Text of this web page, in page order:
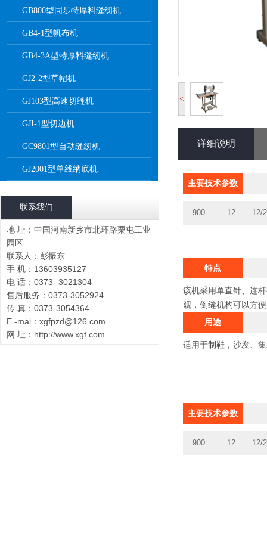
GB800型同步特厚料缝纫机
GB4-1型帆布机
GB4-3A型特厚料缝纫机
GJ2-2型草帽机
GJ103型高速切缝机
GJI-1型切边机
GC9801型自动缝纫机
GJ2001型单线纳底机
联系我们
地 址：中国河南新乡市北环路栗屯工业
园区
联系人：彭振东
手 机：13603935127
电 话：0373- 3021304
售后服务：0373-3052924
传 真：0373-3054364
E -mai：xgfpzd@126.com
网 址：http://www.xgf.com
<
详细说明
主要技术参数
900 12 12/
特点
该机采用单直针、连
观，倒缝机构可以方
用途
适用于制鞋，沙发、
主要技术参数
900 12 12/